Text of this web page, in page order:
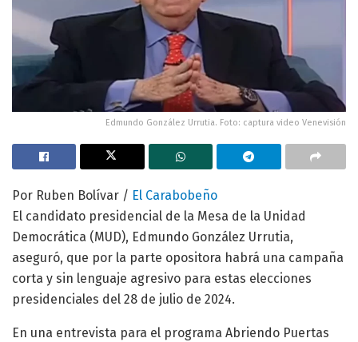
Edmundo González Urrutia. Foto: captura video Venevisión
Por Ruben Bolívar / El Carabobeño
El candidato presidencial de la Mesa de la Unidad
Democrática (MUD), Edmundo González Urrutia,
aseguró, que por la parte opositora habrá una campaña
corta y sin lenguaje agresivo para estas elecciones
presidenciales del 28 de julio de 2024.
En una entrevista para el programa Abriendo Puertas